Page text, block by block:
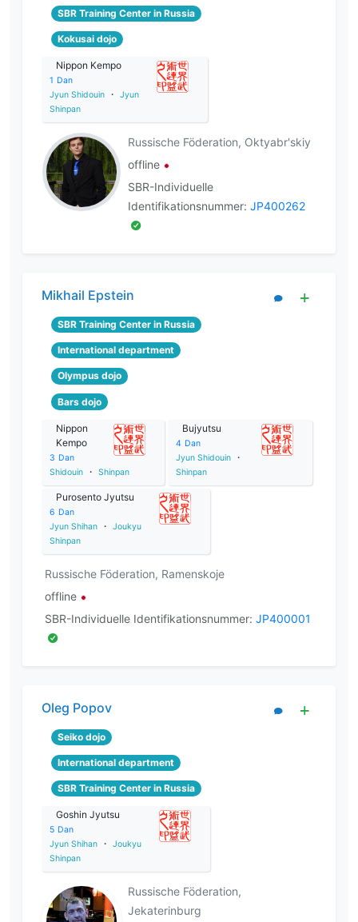
SBR Training Center in Russia
Kokusai dojo
Nippon Kempo
1 Dan
Jyun Shidouin
・
Jyun
Shinpan
Russische Föderation, Oktyabr'skiy
offline
SBR-Individuelle
Identifikationsnummer: JP400262
Mikhail Epstein
SBR Training Center in Russia
International department
Olympus dojo
Bars dojo
Nippon
Kempo
3 Dan
Shidouin
・ Shinpan
Bujyutsu
4 Dan
Jyun Shidouin
・
Shinpan
Purosento Jyutsu
6 Dan
Jyun Shihan
・
Joukyu
Shinpan
Russische Föderation, Ramenskoje
offline
SBR-Individuelle Identifikationsnummer: JP400001
Oleg Popov
Seiko dojo
International department
SBR Training Center in Russia
Goshin Jyutsu
5 Dan
Jyun Shihan
・
Joukyu
Shinpan
Russische Föderation,
Jekaterinburg